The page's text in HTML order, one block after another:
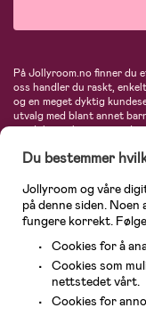
På Jollyroom.no finner du
oss handler du raskt,
og en meget dyktig
utvalg med blant annet
produkter til mor, mengder
Maxi-Cosi, Baby Jogger,
største nettbutikk for
Du bestemmer
Jollyroom og våre
på denne siden.
fungere korrekt.
Cookies for å
Cookies som
nettstedet vårt.
Cookies for